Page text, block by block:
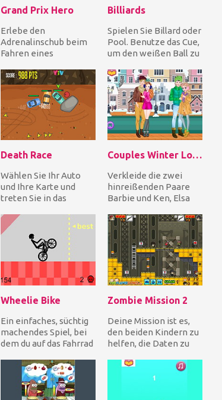
Grand Prix Hero
Erlebe den
Adrenalinschub beim
Fahren eines
im Grand Prix von
Italien, Großbr...
Billiards
Spielen Sie Billard oder
Pool. Benutze das Cue,
um den weißen Ball zu
alle farb...
Death Race
Wählen Sie Ihr Auto
und Ihre Karte und
treten Sie in das
Sie andere Gegner
ver...
Couples Winter Looks
Verkleide die zwei
hinreißenden Paare
Barbie und Ken, Elsa
Winter. Wählen Sie
warme...
Wheelie Bike
Ein einfaches, süchtig
machendes Spiel, bei
dem du auf das Fahrrad
Wheelie zu mach...
Zombie Mission 2
Deine Mission ist es,
den beiden Kindern zu
helfen, die Daten zu
brauchen, um die...